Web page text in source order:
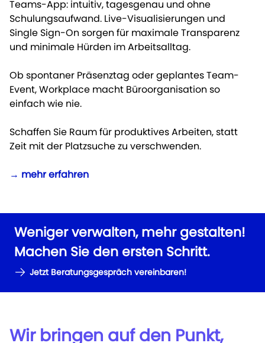
Teams-App: intuitiv, tagesgenau und ohne
Schulungsaufwand. Live-Visualisierungen und
Single Sign-On sorgen für maximale Transparenz
und minimale Hürden im Arbeitsalltag.
Ob spontaner Präsenztag oder geplantes Team-
Event, Workplace macht Büroorganisation so
einfach wie nie.
Schaffen Sie Raum für produktives Arbeiten, statt
Zeit mit der Platzsuche zu verschwenden.
→ mehr erfahren
Weniger verwalten, mehr gestalten!
Machen Sie den ersten Schritt.
Jetzt Beratungsgespräch vereinbaren!
Wir bringen auf den Punkt,